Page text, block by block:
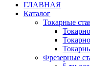
ГЛАВНАЯ
Каталог
Токарные
Фрезерные